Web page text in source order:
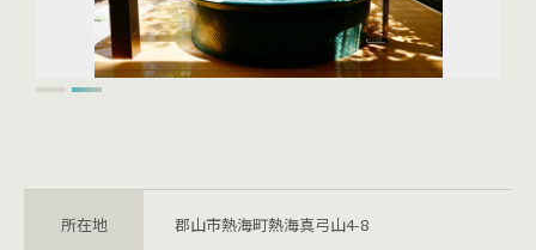
所在地 郡山市熱海町熱海真弓山4-8